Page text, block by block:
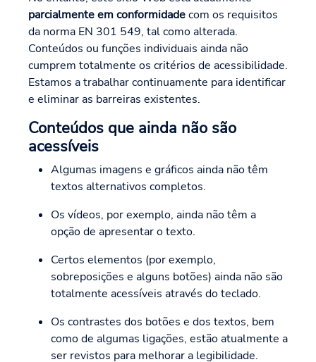
parcialmente em conformidadecom os requisitos
da norma EN 301 549, tal como alterada.
Conteúdos ou funções individuais ainda não
cumprem totalmente os critérios de acessibilidade.
Estamos a trabalhar continuamente para identificar
e eliminar as barreiras existentes.
Conteúdos que ainda não são
acessíveis
Algumas imagens e gráficos ainda não têm
textos alternativos completos.
Os vídeos, por exemplo, ainda não têm a
opção de apresentar o texto.
Certos elementos (por exemplo,
sobreposições e alguns botões) ainda não são
totalmente acessíveis através do teclado.
Os contrastes dos botões e dos textos, bem
como de algumas ligações, estão atualmente a
ser revistos para melhorar a legibilidade.